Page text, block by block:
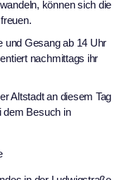
können sich die
und Gesang ab 14 Uhr
nachmittags ihr
Altstadt an diesem Tag
dem Besuch in